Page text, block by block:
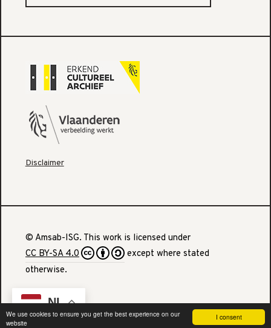
I consent
We use cookies to ensure you get the best experience on our
website
Disclaimer
© Amsab-ISG. This work is licensed under
CC BY-SA 4.0
except where stated
otherwise.
NL